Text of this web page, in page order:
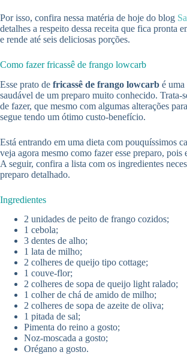
Por isso, confira nessa matéria de hoje do blog
detalhes a respeito dessa receita que fica pronta
e rende até seis deliciosas porções.
Como fazer fricassê de frango lowcarb
Esse prato de fricassê de frango lowcarb é
saudável de um preparo muito conhecido. Trata-
de fazer, que mesmo com algumas alterações
segue tendo um ótimo custo-benefício.
Está entrando em uma dieta com pouquíssimos
veja agora mesmo como fazer esse preparo, pois
A seguir, confira a lista com os ingredientes
preparo detalhado.
Ingredientes
2 unidades de peito de frango cozidos;
1 cebola;
3 dentes de alho;
1 lata de milho;
2 colheres de queijo tipo cottage;
1 couve-flor;
2 colheres de sopa de queijo light ralado;
1 colher de chá de amido de milho;
2 colheres de sopa de azeite de oliva;
1 pitada de sal;
Pimenta do reino a gosto;
Noz-moscada a gosto;
Orégano a gosto.